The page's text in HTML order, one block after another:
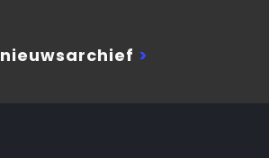
nieuwsarchief >